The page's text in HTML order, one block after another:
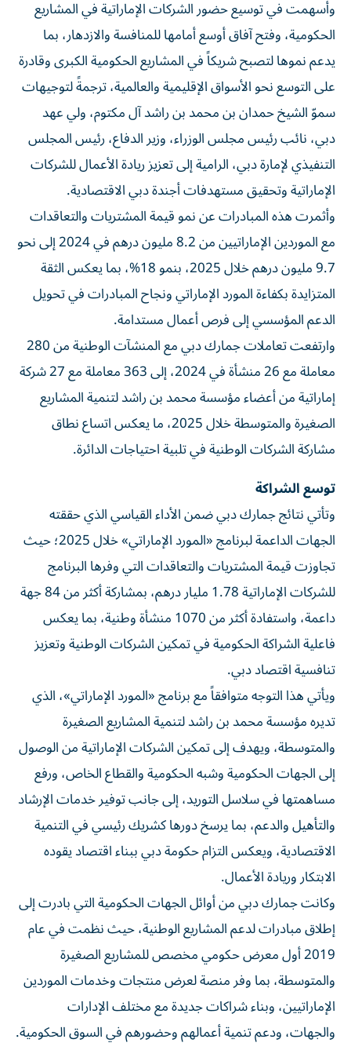
وأسهمت في توسيع حضور الشركات الإماراتية في المشاريع
الحكومية، وفتح آفاق أوسع أمامها للمنافسة والازدهار، بما
يدعم نموها لتصبح شريكاً في المشاريع الحكومية الكبرى وقادرة
على التوسع نحو الأسواق الإقليمية والعالمية، ترجمةً لتوجيهات
سموّ الشيخ حمدان بن محمد بن راشد آل مكتوم، ولي عهد
دبي، نائب رئيس مجلس الوزراء، وزير الدفاع، رئيس المجلس
التنفيذي لإمارة دبي، الرامية إلى تعزيز ريادة الأعمال للشركات
الإماراتية وتحقيق مستهدفات أجندة دبي الاقتصادية.
وأثمرت هذه المبادرات عن نمو قيمة المشتريات والتعاقدات
مع الموردين الإماراتيين من 8.2 مليون درهم في 2024 إلى نحو
9.7 مليون درهم خلال 2025، بنمو 18%، بما يعكس الثقة
المتزايدة بكفاءة المورد الإماراتي ونجاح المبادرات في تحويل
الدعم المؤسسي إلى فرص أعمال مستدامة.
وارتفعت تعاملات جمارك دبي مع المنشآت الوطنية من 280
معاملة مع 26 منشأة في 2024، إلى 363 معاملة مع 27 شركة
إماراتية من أعضاء مؤسسة محمد بن راشد لتنمية المشاريع
الصغيرة والمتوسطة خلال 2025، ما يعكس اتساع نطاق
مشاركة الشركات الوطنية في تلبية احتياجات الدائرة.
توسع الشراكة
وتأتي نتائج جمارك دبي ضمن الأداء القياسي الذي حققته
الجهات الداعمة لبرنامج «المورد الإماراتي» خلال 2025؛ حيث
تجاوزت قيمة المشتريات والتعاقدات التي وفرها البرنامج
للشركات الإماراتية 1.78 مليار درهم، بمشاركة أكثر من 84 جهة
داعمة، واستفادة أكثر من 1070 منشأة وطنية، بما يعكس
فاعلية الشراكة الحكومية في تمكين الشركات الوطنية وتعزيز
تنافسية اقتصاد دبي.
ويأتي هذا التوجه متوافقاً مع برنامج «المورد الإماراتي»، الذي
تديره مؤسسة محمد بن راشد لتنمية المشاريع الصغيرة
والمتوسطة، ويهدف إلى تمكين الشركات الإماراتية من الوصول
إلى الجهات الحكومية وشبه الحكومية والقطاع الخاص، ورفع
مساهمتها في سلاسل التوريد، إلى جانب توفير خدمات الإرشاد
والتأهيل والدعم، بما يرسخ دورها كشريك رئيسي في التنمية
الاقتصادية، ويعكس التزام حكومة دبي ببناء اقتصاد يقوده
الابتكار وريادة الأعمال.
وكانت جمارك دبي من أوائل الجهات الحكومية التي بادرت إلى
إطلاق مبادرات لدعم المشاريع الوطنية، حيث نظمت في عام
2019 أول معرض حكومي مخصص للمشاريع الصغيرة
والمتوسطة، بما وفر منصة لعرض منتجات وخدمات الموردين
الإماراتيين، وبناء شراكات جديدة مع مختلف الإدارات
والجهات، ودعم تنمية أعمالهم وحضورهم في السوق الحكومية.